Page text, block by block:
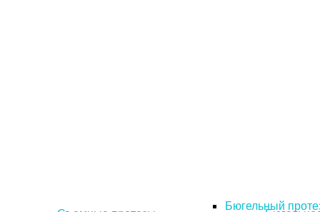
Бюгельный